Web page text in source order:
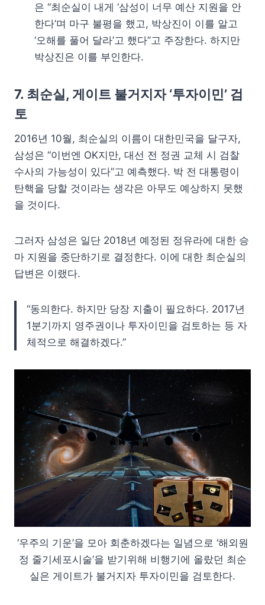
은 “최순실이 내게 ‘삼성이 너무 예산 지원을 안
한다’며 마구 불평을 했고, 박상진이 이를 알고
‘오해를 풀어 달라’고 했다”고 주장한다. 하지만
박상진은 이를 부인한다.
7. 최순실, 게이트 불거지자 ‘투자이민’ 검
토
2016년 10월, 최순실의 이름이 대한민국을 달구자,
삼성은 “이번엔 OK지만, 대선 전 정권 교체 시 검찰
수사의 가능성이 있다”고 예측했다. 박 전 대통령이
탄핵을 당할 것이라는 생각은 아무도 예상하지 못했
을 것이다.
그러자 삼성은 일단 2018년 예정된 정유라에 대한 승
마 지원을 중단하기로 결정한다. 이에 대한 최순실의
답변은 이랬다.
“동의한다. 하지만 당장 지출이 필요하다. 2017년
1분기까지 영주권이나 투자이민을 검토하는 등 자
체적으로 해결하겠다.”
‘우주의 기운’을 모아 회춘하겠다는 일념으로 ‘해외원
정 줄기세포시술’을 받기위해 비행기에 올랐던 최순
실은 게이트가 불거지자 투자이민을 검토한다.